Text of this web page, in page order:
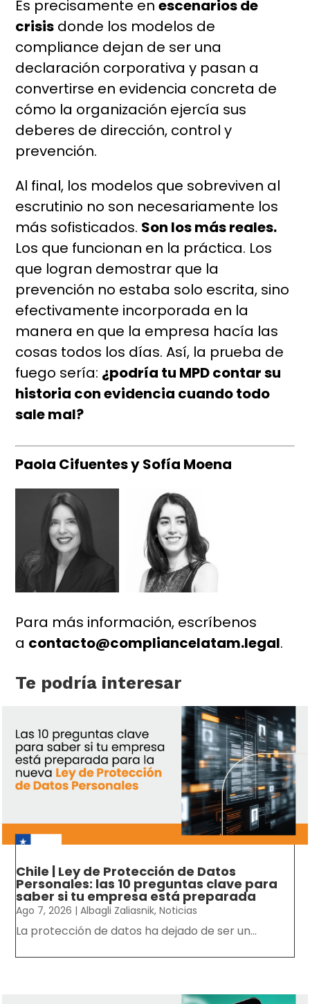
Es precisamente enescenarios de
crisis donde los modelos de
compliance dejan de ser una
declaración corporativa y pasan a
convertirse en evidencia concreta de
cómo la organización ejercía sus
deberes de dirección, control y
prevención.
Al final, los modelos que sobreviven al
escrutinio no son necesariamente los
más sofisticados. Son los más reales.
Los que funcionan en la práctica. Los
que logran demostrar que la
prevención no estaba solo escrita, sino
efectivamente incorporada en la
manera en que la empresa hacía las
cosas todos los días. Así, la prueba de
fuego sería: ¿podría tu MPD contar su
historia con evidencia cuando todo
sale mal?
Paola Cifuentes y Sofía Moena
Para más información, escríbenos
a contacto@compliancelatam.legal.
Te podría interesar
Chile | Ley de Protección de Datos
Personales: las 10 preguntas clave para
saber si tu empresa está preparada
Ago 7, 2026 |Albagli Zaliasnik,Noticias
La protección de datos ha dejado de ser un...